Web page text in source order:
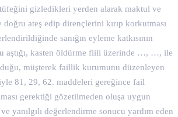
gizledikleri yerden alarak maktul ve
doğru ateş edip dirençlerini kırıp korkutması
sanığın eyleme katkısının
aştığı, kasten öldürme fiili üzerinde …, …, ile
müşterek faillik kurumunu düzenleyen
81, 29, 62. maddeleri gereğince fail
gerektiği gözetilmeden oluşa uygun
yanılgılı değerlendirme sonucu yardım eden